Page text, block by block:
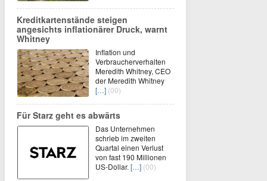
Kreditkartenstände steigen
angesichts inflationärer Druck, warnt
Whitney
Inflation und
Verbraucherverhalten
Meredith Whitney, CEO
der Meredith Whitney
[…] (00)
Für Starz geht es abwärts
Das Unternehmen
schrieb im zweiten
Quartal einen Verlust
von fast 190 Millionen
US-Dollar. […] (00)